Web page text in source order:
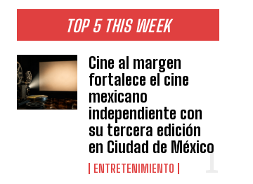
TOP 5 THIS WEEK
Cine al margen
fortalece el cine
mexicano
independiente con
su tercera edición
en Ciudad de México
ENTRETENIMIENTO